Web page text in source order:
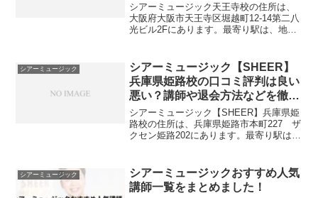
シアーミュージック天王寺校の住所は、
大阪府大阪市天王寺区堀越町12-14第二八
光ビル2Fにあります。最寄り駅は、地下
王寺駅より徒歩5分です。シアーミュージ
ック天王寺...
シアーミュージック
シアーミュージック【SHEER】
兵庫県姫路校の口コミ評判は良い
悪い？講師や退会方法などを徹底
調査しました
シアーミュージック【SHEER】兵庫県姫
路校の住所は、兵庫県姫路市本町227 ザ
クセン姫路202にあります。最寄り駅は、
MAPと最寄り駅と住所最寄り駅JR姫路駅
北口...
シアーミュージック
シアーミュージックおすすめ人気
講師一覧をまとめました！